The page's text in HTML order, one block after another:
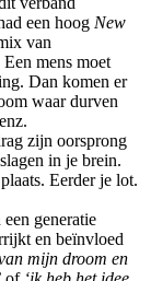
een hoog New
van
mens moet
Dan komen er
waar durven
zijn oorsprong
in je brein.
Eerder je lot.
generatie
en beïnvloed
mijn droom en